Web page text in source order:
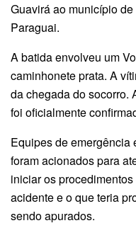
Guavirá ao município
Paraguai.
A batida envolveu um
caminhonete prata. A
da chegada do socorro.
foi oficialmente
Equipes de
foram acionados para
iniciar os
acidente e o que teria
sendo apurados.